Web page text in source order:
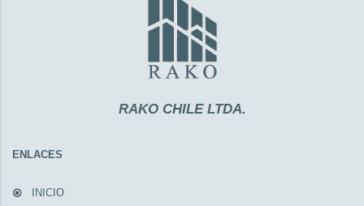
RAKO CHILE LTDA.
ENLACES
INICIO